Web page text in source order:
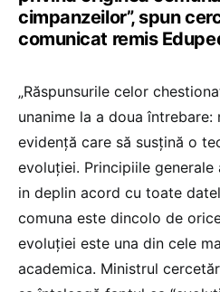
cimpanzeilor”, spun
comunicat remis
„Răspunsurile celor
unanime la a doua
evidență care să susțină o
evoluției. Principiile
in deplin acord cu toate
comuna este dincolo de
evoluției este una din cele
academica. Ministrul